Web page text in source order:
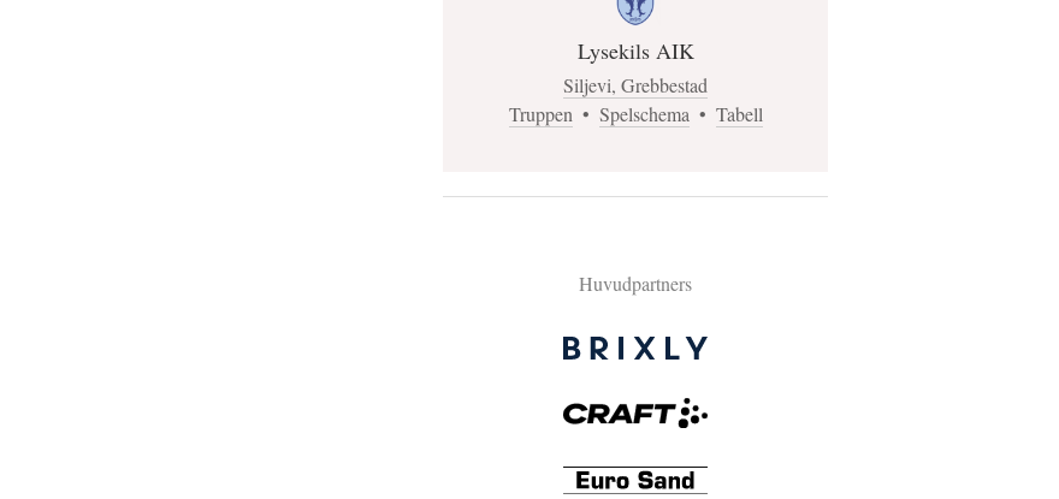
Lysekils AIK
Siljevi, Grebbestad
Truppen • Spelschema • Tabell
Huvudpartners